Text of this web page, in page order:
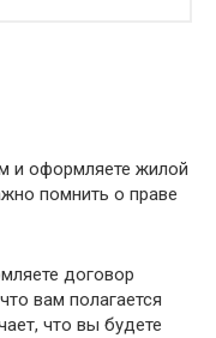
и оформляете жилой
помнить о праве
договор
вам полагается
что вы будете